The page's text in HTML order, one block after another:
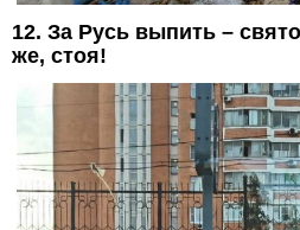
12. За Русь выпить –
же, стоя!